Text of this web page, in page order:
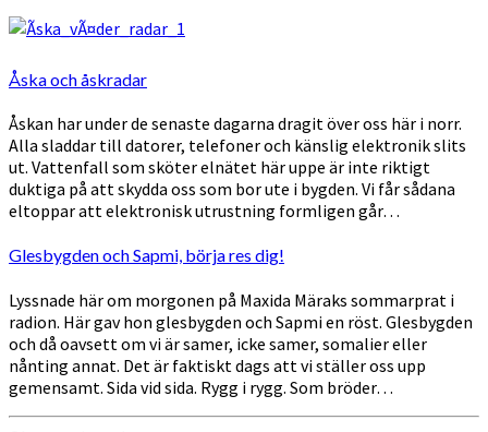
Åska och åskradar
Åskan har under de senaste dagarna dragit över oss här i norr.
Alla sladdar till datorer, telefoner och känslig elektronik slits
ut. Vattenfall som sköter elnätet här uppe är inte riktigt
duktiga på att skydda oss som bor ute i bygden. Vi får sådana
eltoppar att elektronisk utrustning formligen går…
Glesbygden och Sapmi, börja res dig!
Lyssnade här om morgonen på Maxida Märaks sommarprat i
radion. Här gav hon glesbygden och Sapmi en röst. Glesbygden
och då oavsett om vi är samer, icke samer, somalier eller
nånting annat. Det är faktiskt dags att vi ställer oss upp
gemensamt. Sida vid sida. Rygg i rygg. Som bröder…